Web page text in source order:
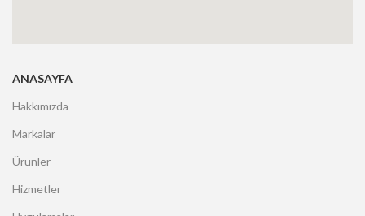
ANASAYFA
Hakkımızda
Markalar
Ürünler
Hizmetler